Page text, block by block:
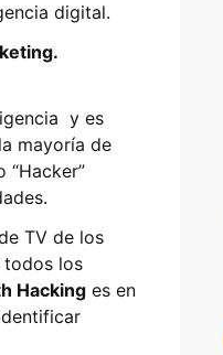
digital.
y es
mayoría de
TV de los
todos los
Hacking es en